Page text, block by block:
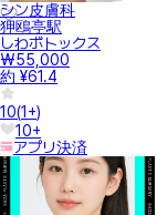
シン皮膚科
狎鴎亭駅
しわボトックス
₩55,000
約 ¥61.4
10(1+)
10+
アプリ決済